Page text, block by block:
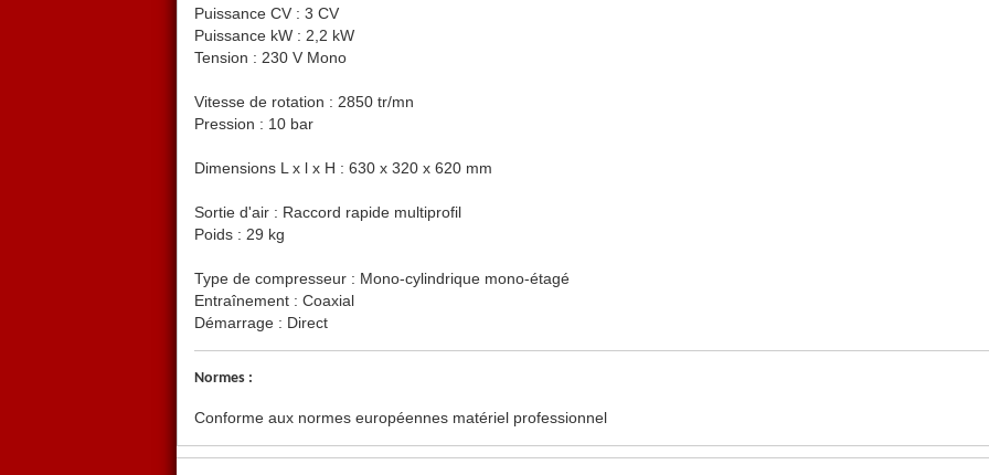
Puissance CV : 3 CV
Puissance kW : 2,2 kW
Tension : 230 V Mono
Vitesse de rotation : 2850 tr/mn
Pression : 10 bar
Dimensions L x l x H : 630 x 320 x 620 mm
Sortie d'air : Raccord rapide multiprofil
Poids : 29 kg
Type de compresseur : Mono-cylindrique mono-étagé
Entraînement : Coaxial
Démarrage : Direct
Normes :
Conforme aux normes européennes matériel professionnel